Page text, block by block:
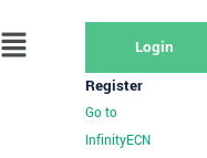
Login
Register
Go to
InfinityECN